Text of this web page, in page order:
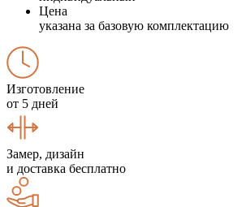
Цена
указана за базовую комплектацию
Изготовление
от 5 дней
Замер, дизайн
и доставка бесплатно